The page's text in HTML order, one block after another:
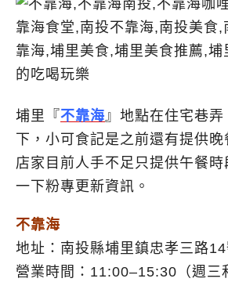
埔里『 不靠海』地點在住宅巷
下，小可食記是之前還有提供晚
店家目前人手不足只提供午餐
一下粉專更新資訊。
不靠海
地址：南投縣埔里鎮忠孝三路
營業時間：11:00–15:30（週三